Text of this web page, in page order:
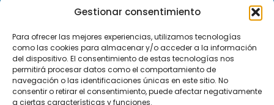
Gestionar consentimiento
Para ofrecer las mejores experiencias, utilizamos tecnologías
como las cookies para almacenar y/o acceder a la información
del dispositivo. El consentimiento de estas tecnologías nos
permitirá procesar datos como el comportamiento de
navegación o las identificaciones únicas en este sitio. No
consentir o retirar el consentimiento, puede afectar negativamente
a ciertas características y funciones.
FP Grado Medio
FP Básica
ENLACES
Nosotros